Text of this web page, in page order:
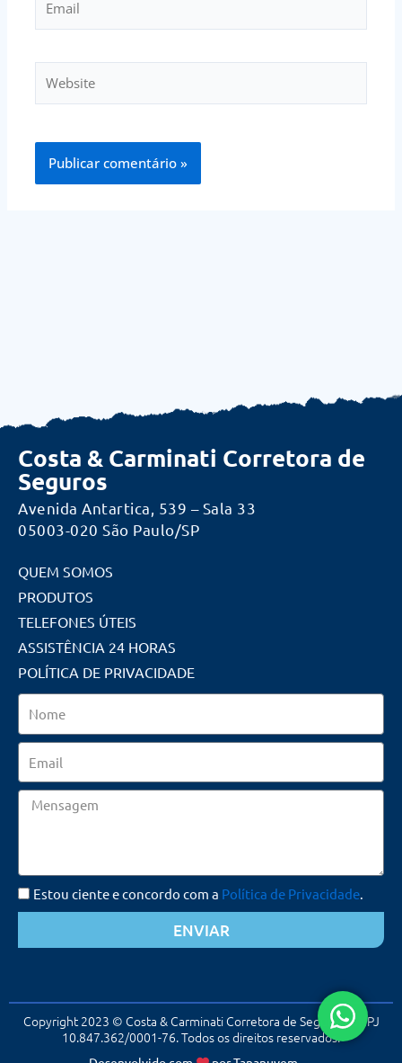
Costa & Carminati Corretora de
Seguros
Avenida Antartica, 539 – Sala 33
05003-020 São Paulo/SP
QUEM SOMOS
PRODUTOS
TELEFONES ÚTEIS
ASSISTÊNCIA 24 HORAS
POLÍTICA DE PRIVACIDADE
Mensagem
Estou ciente e concordo com a Política de Privacidade.
ENVIAR
Copyright 2023 © Costa & Carminati Corretora de Seguros. CNPJ
10.847.362/0001-76. Todos os direitos reservados.